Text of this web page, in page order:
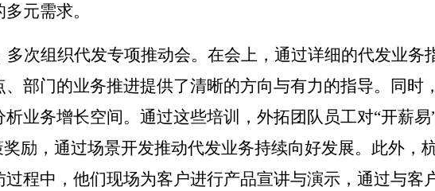
元需求。
次组织代发专项推动会。在会上，通过详细的代发业务
部门的业务推进提供了清晰的方向与有力的指导。同时
业务增长空间。通过这些培训，外拓团队员工对“开薪
励，通过场景开发推动代发业务持续向好发展。此外，
程中，他们现场为客户进行产品宣讲与演示，通过与客